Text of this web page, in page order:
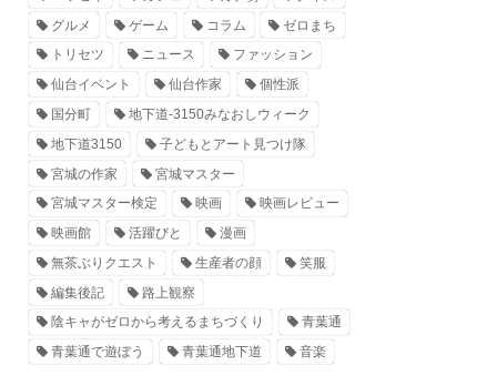
グルメ
ゲーム コラム
ゼロまち
トリセツ
ニュース
ファッション
仙台イベント
仙台作家
個性派
国分町
地下道-3150みなおしウィーク
地下道3150
子どもとアート見つけ隊
宮城の作家
宮城マスター
宮城マスター検定
映画
映画レビュー
映画館
活躍びと
漫画
無茶ぶりクエスト
生産者の顔
笑服
編集後記
路上観察
陰キャがゼロから考えるまちづくり
青葉通
青葉通で遊ぼう
青葉通地下道 音楽